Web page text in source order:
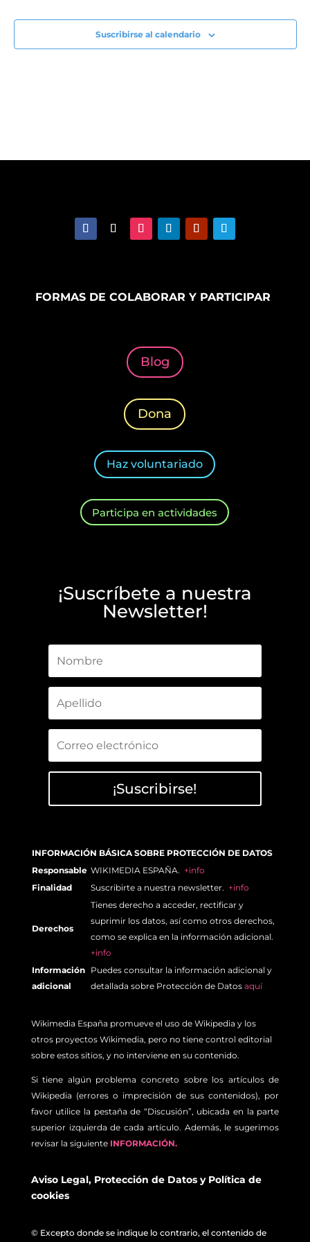
Suscribirse al calendario
FORMAS DE COLABORAR Y PARTICIPAR
Blog
Dona
Haz voluntariado
Participa en actividades
¡Suscríbete a nuestra
Newsletter!
¡Suscribirse!
INFORMACIÓN BÁSICA SOBRE PROTECCIÓN DE DATOS
Responsable WIKIMEDIA ESPAÑA. +info
Finalidad
Suscribirte a nuestra newsletter. +info
Derechos
Tienes derecho a acceder, rectificar y
suprimir los datos, así como otros derechos,
como se explica en la información adicional.
+info
Información
adicional
Puedes consultar la información adicional y
detallada sobre Protección de Datos aquí
Wikimedia España promueve el uso de Wikipedia y los
otros proyectos Wikimedia, pero no tiene control editorial
sobre estos sitios, y no interviene en su contenido.
Si tiene algún problema concreto sobre los artículos de
Wikipedia (errores o imprecisión de sus contenidos), por
favor utilice la pestaña de “Discusión”, ubicada en la parte
superior izquierda de cada artículo. Además, le sugerimos
revisar la siguiente INFORMACIÓN.
Aviso Legal, Protección de Datosy Política de
cookies
© Excepto donde se indique lo contrario, el contenido de